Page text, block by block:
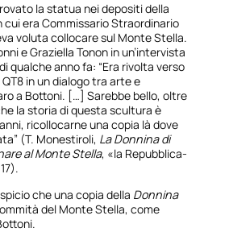
la statua nei depositi della
cui era Commissario Straordinario
voluta collocare sul Monte Stella.
e Graziella Tonon in un’intervista
qualche anno fa: “Era rivolta verso
in un dialogo tra arte e
a Bottoni. […] Sarebbe bello, oltre
la storia di questa scultura è
ricollocarne una copia là dove
(T. Monestiroli, La Donnina di
al Monte Stella, «la Repubblica-
che una copia della Donnina
del Monte Stella, come